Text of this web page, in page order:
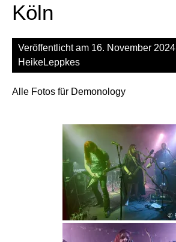
Köln
Veröffentlicht am 16. November 2024
HeikeLeppkes
Alle Fotos für Demonology